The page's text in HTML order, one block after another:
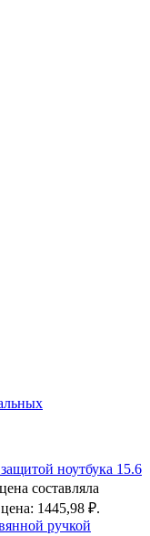
ноутбука 15.6
составляла
1445,98 ₽.
ручкой